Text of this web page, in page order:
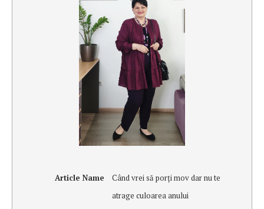
Article Name
Când vrei să porţi mov dar nu te
atrage culoarea anului